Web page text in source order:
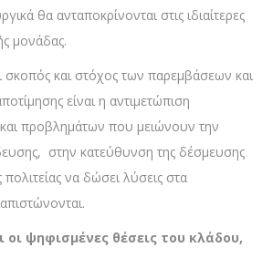
θα ανταποκρίνονται στις ιδιαίτερες
μονάδας.
σκοπός και στόχος των παρεμβάσεων και
είναι η αντιμετώπιση
προβλημάτων που μειώνουν την
στην κατεύθυνση της δέσμευσης
να δώσει λύσεις στα
οι ψηφισμένες θέσεις του κλάδου,